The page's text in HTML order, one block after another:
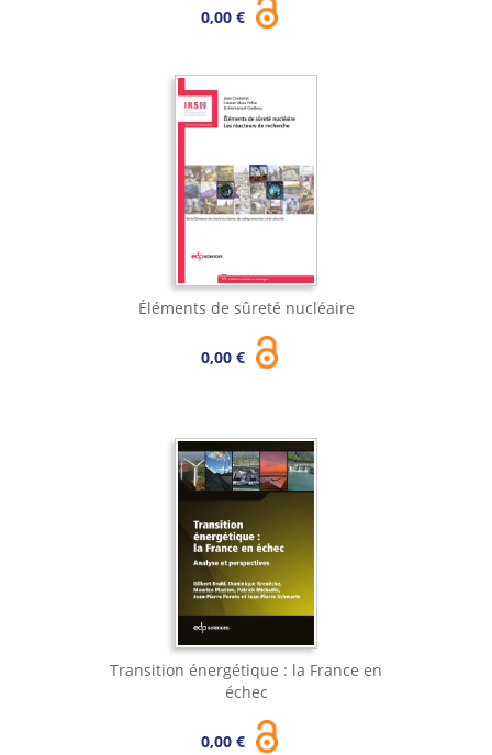
0,00 €
Éléments de sûreté nucléaire
0,00 €
Transition énergétique : la France en
échec
0,00 €